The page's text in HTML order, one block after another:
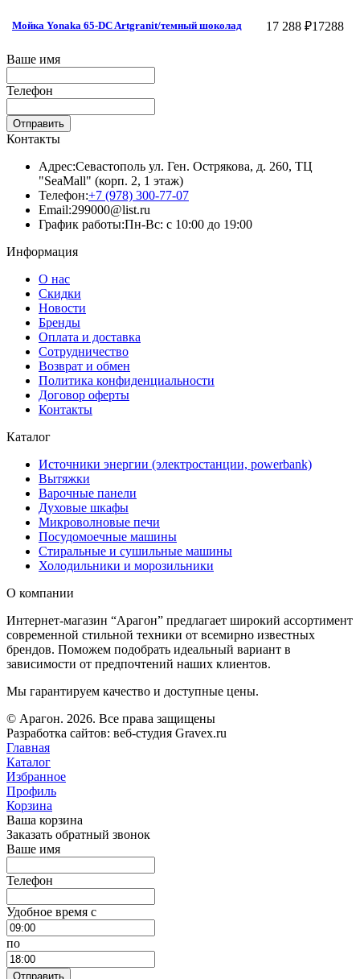
Мойка Yonaka 65-DC Artgranit/темный шоколад 17 288 ₽17288
Ваше имя
Телефон
Отправить
Контакты
Адрес:Севастополь ул. Ген. Острякова, д. 260, ТЦ
"SeaMall" (корп. 2, 1 этаж)
Телефон:+7 (978) 300-77-07
Email:299000@list.ru
График работы:Пн-Вс: с 10:00 до 19:00
Информация
О нас
Скидки
Новости
Бренды
Оплата и доставка
Сотрудничество
Возврат и обмен
Политика конфиденциальности
Договор оферты
Контакты
Каталог
Источники энергии (электростанции, powerbank)
Вытяжки
Варочные панели
Духовые шкафы
Микроволновые печи
Посудомоечные машины
Стиральные и сушильные машины
Холодильники и морозильники
О компании
Интернет-магазин “Арагон” предлагает широкий ассортимент
современной стильной техники от всемирно известных
брендов. Поможем подобрать идеальный вариант в
зависимости от предпочтений наших клиентов.
Мы гарантируем качество и доступные цены.
© Арагон. 2026. Все права защищены
Разработка сайтов: веб-студия Gravex.ru
Главная
Каталог
Избранное
Профиль
Корзина
Ваша корзина
Заказать обратный звонок
Ваше имя
Телефон
Удобное время c
по
Отправить